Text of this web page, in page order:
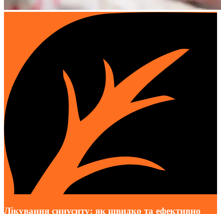
Лікування синуситу: як швидко та ефективно